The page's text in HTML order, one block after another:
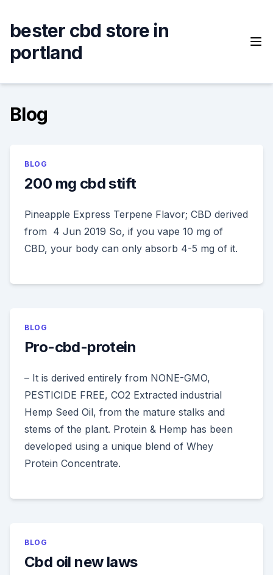
content
bester cbd store in
portland
Blog
BLOG
200 mg cbd stift
Pineapple Express Terpene Flavor; CBD derived
from 4 Jun 2019 So, if you vape 10 mg of
CBD, your body can only absorb 4-5 mg of it.
BLOG
Pro-cbd-protein
– It is derived entirely from NONE-GMO,
PESTICIDE FREE, CO2 Extracted industrial
Hemp Seed Oil, from the mature stalks and
stems of the plant. Protein & Hemp has been
developed using a unique blend of Whey
Protein Concentrate.
BLOG
Cbd oil new laws